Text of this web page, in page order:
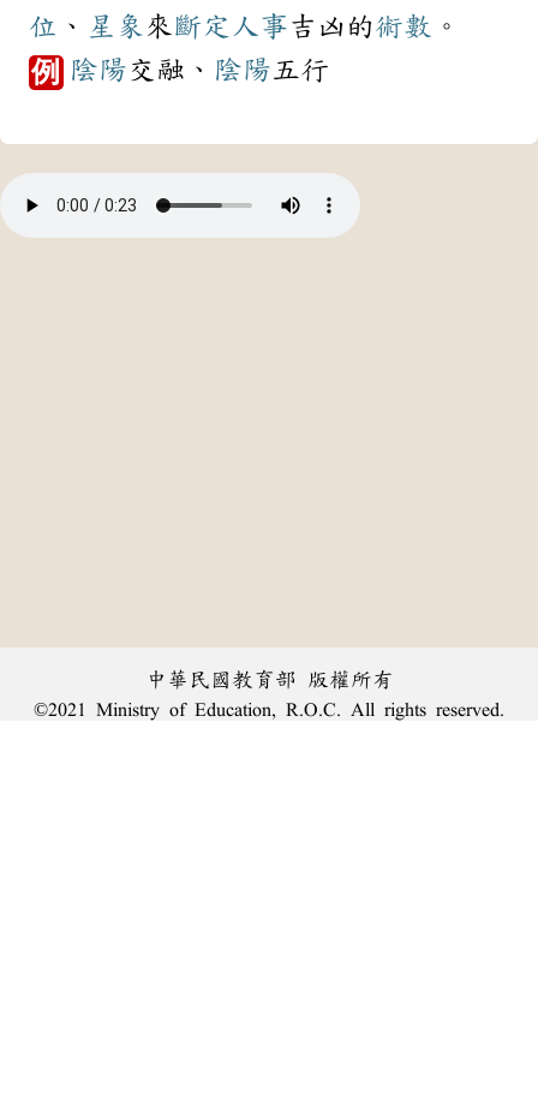
位 、 星象來斷定 人事吉凶的術數 。
例 陰陽 交融、 陰陽五行
中華民國教育部 版權所有
©2021 Ministry of Education, R.O.C. All rights reserved.